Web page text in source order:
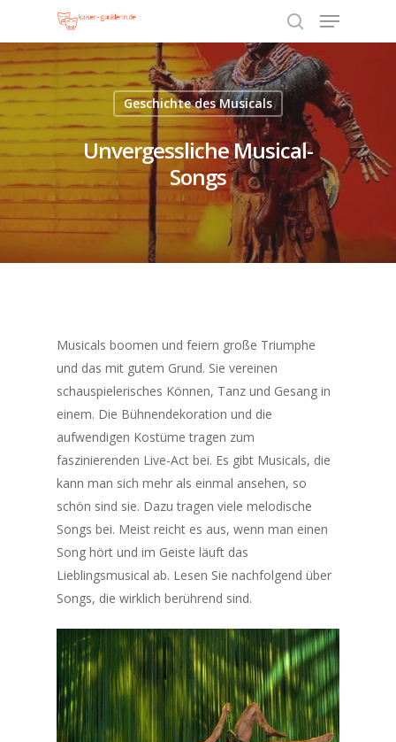
Hit enter to search or ESC to close
Geschichte des Musicals
Unvergessliche Musical-
Songs
Musicals boomen und feiern große Triumphe
und das mit gutem Grund. Sie vereinen
schauspielerisches Können, Tanz und Gesang in
einem. Die Bühnendekoration und die
aufwendigen Kostüme tragen zum
faszinierenden Live-Act bei. Es gibt Musicals, die
kann man sich mehr als einmal ansehen, so
schön sind sie. Dazu tragen viele melodische
Songs bei. Meist reicht es aus, wenn man einen
Song hört und im Geiste läuft das
Lieblingsmusical ab. Lesen Sie nachfolgend über
Songs, die wirklich berührend sind.